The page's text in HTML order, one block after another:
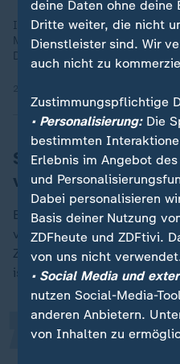
Israel legte Dokumente vor,
Mitarbeiter einer TV-
Das ZDF beendete bis auf
Schausten: "Das
verlässliche
Bettina Schausten teilt
verlässliche Information.
Zugang zu Fakten
ist."
Unabhängige
„
deine Daten ohne deine
Dritte weiter, die nicht
Dienstleister sind. Wir
auch nicht zu
Zustimmungspflichtige
• Personalisierung:Die
bestimmten
Erlebnis im Angebot
und
Dabei personalisieren
Basis deiner Nutzung
ZDFheute und ZDFtivi.
von uns nicht
• Social Media und
nutzen Social-Media-
anderen Anbietern.
von Inhalten zu